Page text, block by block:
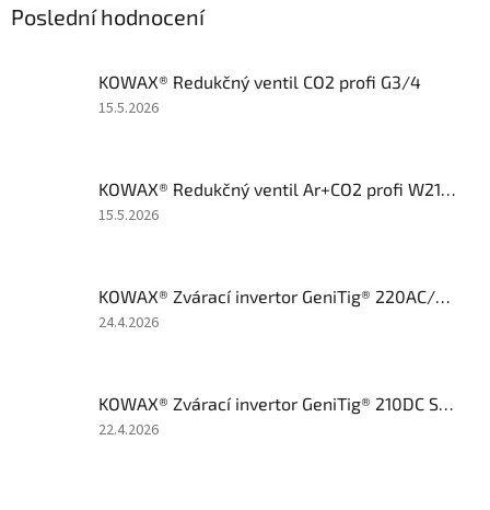
Poslední hodnocení
KOWAX® Redukčný ventil CO2 profi G3/4
Hodnocení
z
5
15.5.2026
Hodnocení
z
5
15.5.2026
Hodnocení
z
5
24.4.2026
Hodnocení
22.4.2026